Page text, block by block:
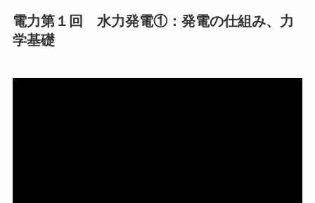
電力第１回 水力発電①：発電の仕組み、力
学基礎